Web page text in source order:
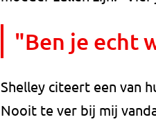
"Ben je echt
Shelley citeert een van
Nooit te ver bij mij